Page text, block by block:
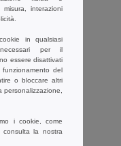
interazioni
in qualsiasi
per il
essere disattivati
del
o bloccare altri
i cookie, come
la nostra